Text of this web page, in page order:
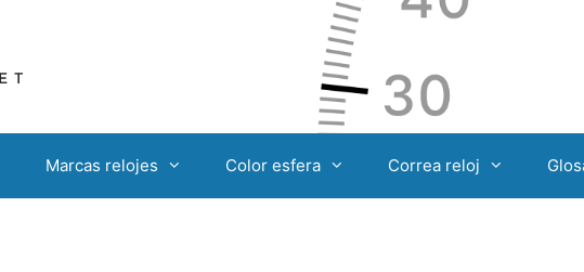
Marcas relojes Color esfera Correa reloj